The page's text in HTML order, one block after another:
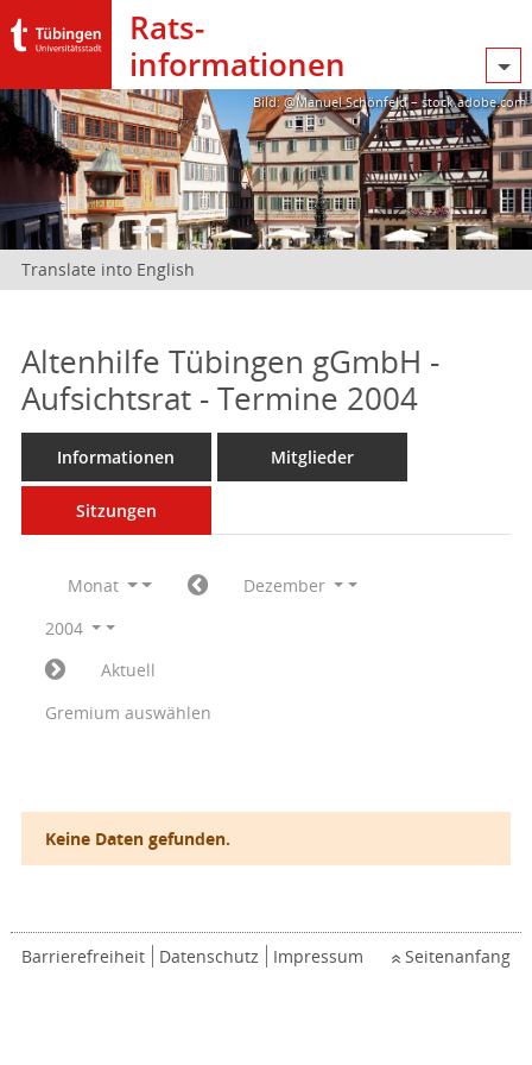
Rats­
informationen
Bild: @Manuel Schönfeld – stock.adobe.com
Translate into English
Altenhilfe Tübingen gGmbH -
Aufsichtsrat - Termine 2004
Informationen Mitglieder
Sitzungen
Monat
Dezember
2004
Aktuell
Gremium auswählen
Keine Daten gefunden.
Barrierefreiheit Datenschutz Impressum Seitenanfang